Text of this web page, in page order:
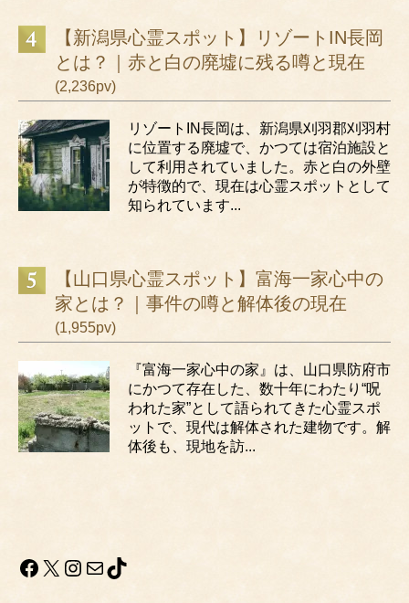
【新潟県心霊スポット】リゾートIN長岡
とは？｜赤と白の廃墟に残る噂と現在
(2,236pv)
リゾートIN長岡は、新潟県刈羽郡刈羽村
に位置する廃墟で、かつては宿泊施設と
して利用されていました。赤と白の外壁
が特徴的で、現在は心霊スポットとして
知られています...
【山口県心霊スポット】富海一家心中の
家とは？｜事件の噂と解体後の現在
(1,955pv)
『富海一家心中の家』は、山口県防府市
にかつて存在した、数十年にわたり“呪
われた家”として語られてきた心霊スポ
ットで、現代は解体された建物です。解
体後も、現地を訪...
Facebook
X Instagram
メールTikTok